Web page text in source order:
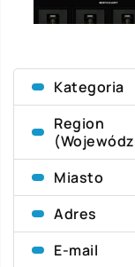
Kategoria
Region
Miasto
Adres
E-mail